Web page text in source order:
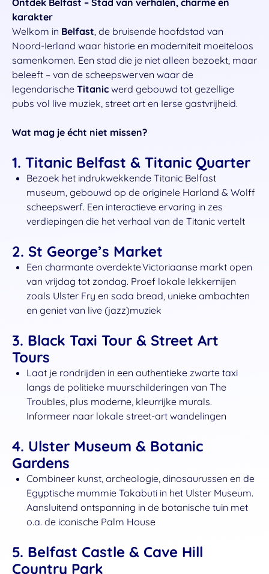
Ontdek Belfast – Stad van verhalen, charme en
karakter
Welkom in Belfast, de bruisende hoofdstad van
Noord-Ierland waar historie en moderniteit moeiteloos
samenkomen. Een stad die je niet alleen bezoekt, maar
beleeft – van de scheepswerven waar de
legendarische Titanic werd gebouwd tot gezellige
pubs vol live muziek, street art en Ierse gastvrijheid.
Wat mag je écht niet missen?
1. Titanic Belfast & Titanic Quarter
Bezoek het indrukwekkende Titanic Belfast
museum, gebouwd op de originele Harland & Wolff
scheepswerf. Een inter­actieve ervaring in zes
verdiepingen die het verhaal van de Titanic vertelt
2. St George’s Market
Een charmante overdekte Victoriaanse markt open
van vrijdag tot zondag. Proef lokale lekkernijen
zoals Ulster Fry en soda bread, unieke ambachten
en geniet van live (jazz)muziek
3. Black Taxi Tour & Street Art
Tours
Laat je rondrijden in een authentieke zwarte taxi
langs de politieke muurschilderingen van The
Troubles, plus moderne, kleurrijke murals.
Informeer naar lokale street‑art wandelingen
4. Ulster Museum & Botanic
Gardens
Combineer kunst, archeologie, dinosaurussen en de
Egyptische mummie Takabuti in het Ulster Museum.
Aansluitend ontspanning in de botanische tuin met
o.a. de iconische Palm House
5. Belfast Castle & Cave Hill
Country Park